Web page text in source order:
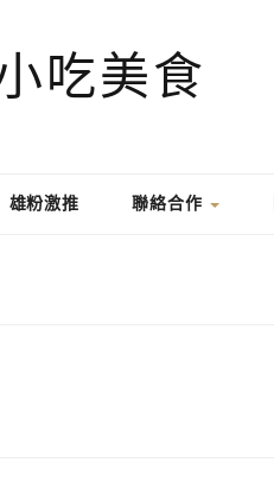
雄粉激推 聯絡合作